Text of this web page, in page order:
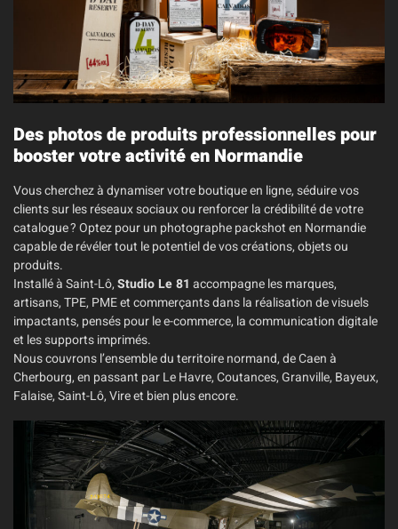
Des photos de produits professionnelles pour
booster votre activité en Normandie
Vous cherchez à dynamiser votre boutique en ligne, séduire vos
clients sur les réseaux sociaux ou renforcer la crédibilité de votre
catalogue ? Optez pour un photographe packshot en Normandie
capable de révéler tout le potentiel de vos créations, objets ou
produits.
Installé à Saint-Lô,Studio Le 81 accompagne les marques,
artisans, TPE, PME et commerçants dans la réalisation de visuels
impactants, pensés pour le e-commerce, la communication digitale
et les supports imprimés.
Nous couvrons l’ensemble du territoire normand, de Caen à
Cherbourg, en passant par Le Havre, Coutances, Granville, Bayeux,
Falaise, Saint-Lô, Vire et bien plus encore.